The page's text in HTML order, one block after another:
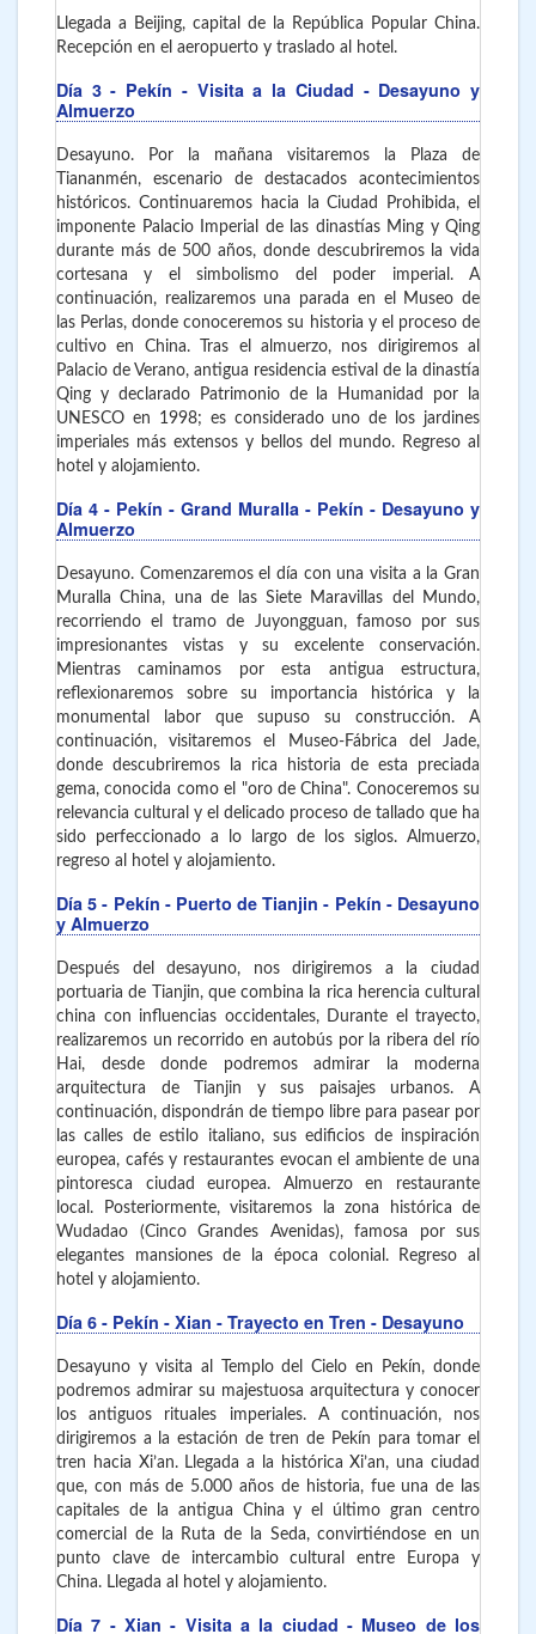
Llegada a Beijing, capital de la República Popular China.
Recepción en el aeropuerto y traslado al hotel.
Día 3 - Pekín - Visita a la Ciudad - Desayuno y
Almuerzo
Desayuno. Por la mañana visitaremos la Plaza de
Tiananmén, escenario de destacados acontecimientos
históricos. Continuaremos hacia la Ciudad Prohibida, el
imponente Palacio Imperial de las dinastías Ming y Qing
durante más de 500 años, donde descubriremos la vida
cortesana y el simbolismo del poder imperial. A
continuación, realizaremos una parada en el Museo de
las Perlas, donde conoceremos su historia y el proceso de
cultivo en China. Tras el almuerzo, nos dirigiremos al
Palacio de Verano, antigua residencia estival de la dinastía
Qing y declarado Patrimonio de la Humanidad por la
UNESCO en 1998; es considerado uno de los jardines
imperiales más extensos y bellos del mundo. Regreso al
hotel y alojamiento.
Día 4 - Pekín - Grand Muralla - Pekín - Desayuno y
Almuerzo
Desayuno. Comenzaremos el día con una visita a la Gran
Muralla China, una de las Siete Maravillas del Mundo,
recorriendo el tramo de Juyongguan, famoso por sus
impresionantes vistas y su excelente conservación.
Mientras caminamos por esta antigua estructura,
reflexionaremos sobre su importancia histórica y la
monumental labor que supuso su construcción. A
continuación, visitaremos el Museo-Fábrica del Jade,
donde descubriremos la rica historia de esta preciada
gema, conocida como el "oro de China". Conoceremos su
relevancia cultural y el delicado proceso de tallado que ha
sido perfeccionado a lo largo de los siglos. Almuerzo,
regreso al hotel y alojamiento.
Día 5 - Pekín - Puerto de Tianjin - Pekín - Desayuno
y Almuerzo
Después del desayuno, nos dirigiremos a la ciudad
portuaria de Tianjin, que combina la rica herencia cultural
china con influencias occidentales, Durante el trayecto,
realizaremos un recorrido en autobús por la ribera del río
Hai, desde donde podremos admirar la moderna
arquitectura de Tianjin y sus paisajes urbanos. A
continuación, dispondrán de tiempo libre para pasear por
las calles de estilo italiano, sus edificios de inspiración
europea, cafés y restaurantes evocan el ambiente de una
pintoresca ciudad europea. Almuerzo en restaurante
local. Posteriormente, visitaremos la zona histórica de
Wudadao (Cinco Grandes Avenidas), famosa por sus
elegantes mansiones de la época colonial. Regreso al
hotel y alojamiento.
Día 6 - Pekín - Xian - Trayecto en Tren - Desayuno
Desayuno y visita al Templo del Cielo en Pekín, donde
podremos admirar su majestuosa arquitectura y conocer
los antiguos rituales imperiales. A continuación, nos
dirigiremos a la estación de tren de Pekín para tomar el
tren hacia Xi’an. Llegada a la histórica Xi’an, una ciudad
que, con más de 5.000 años de historia, fue una de las
capitales de la antigua China y el último gran centro
comercial de la Ruta de la Seda, convirtiéndose en un
punto clave de intercambio cultural entre Europa y
China. Llegada al hotel y alojamiento.
Día 7 - Xian- Visita a la ciudad - Museo de los